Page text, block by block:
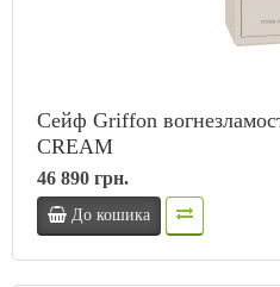
Сейф Griffon
CREAM
46 890 грн.
До кошика